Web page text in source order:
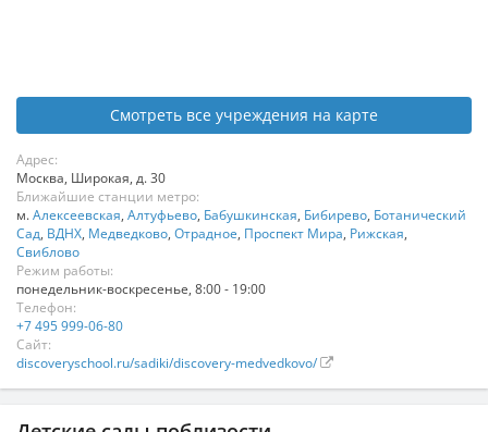
Смотреть все учреждения на карте
Адрес:
Москва, Широкая, д. 30
Ближайшие станции метро:
м.Алексеевская, Алтуфьево, Бабушкинская, Бибирево, Ботанический
Сад, ВДНХ, Медведково, Отрадное, Проспект Мира, Рижская,
Свиблово
Режим работы:
понедельник-воскресенье, 8:00 - 19:00
Телефон:
+7 495 999-06-80
Сайт:
discoveryschool.ru/sadiki/discovery-medvedkovo/